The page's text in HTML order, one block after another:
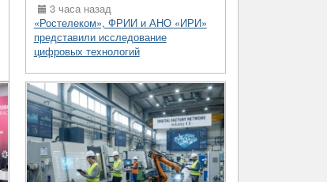
3 часа назад
«Ростелеком», ФРИИ и АНО «ИРИ»
представили исследование
цифровых технологий